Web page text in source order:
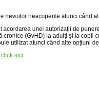
nevoilor neacoperite atunci când
acordarea unei autorizații de
cronice (GvHD) la adulți și la copii
utilizat atunci când alte opțiuni
click aici.